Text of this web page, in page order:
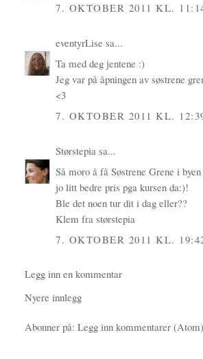
7. OKTOBER 2011 KL.
eventyrLise sa...
Ta med deg jentene :)
Jeg var på åpningen av søstrene
<3
7. OKTOBER 2011 KL.
Størstepia sa...
Så moro å få Søstrene Grene i
jo litt bedre pris pga kursen da:)!
Ble det noen tur dit i dag eller??
Klem fra størstepia
7. OKTOBER 2011 KL.
Legg inn en kommentar
Nyere innlegg
Abonner på:Legg inn kommentarer (Atom)